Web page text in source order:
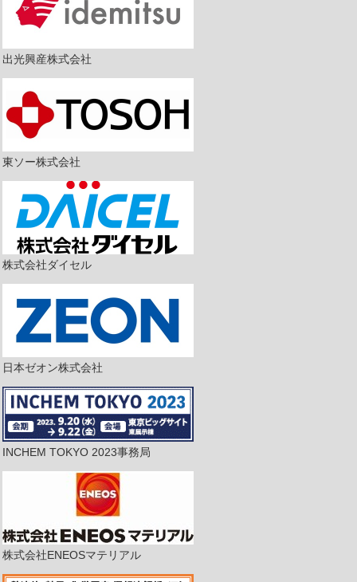
出光興産株式会社
東ソー株式会社
株式会社ダイセル
日本ゼオン株式会社
INCHEM TOKYO 2023事務局
株式会社ENEOSマテリアル